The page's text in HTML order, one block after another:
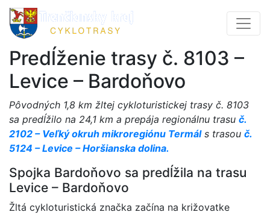
Predĺženie trasy č. 8103 –
Levice – Bardoňovo
Pôvodných 1,8 km žltej cykloturistickej trasy č. 8103
sa predĺžilo na 24,1 km a prepája regionálnu trasu č.
2102 – Veľký okruh mikroregiónu Termáls trasou č.
5124 – Levice – Horšianska dolina.
Spojka Bardoňovo sa predĺžila na trasu
Levice – Bardoňovo
Žltá cykloturistická značka začína na križovatke